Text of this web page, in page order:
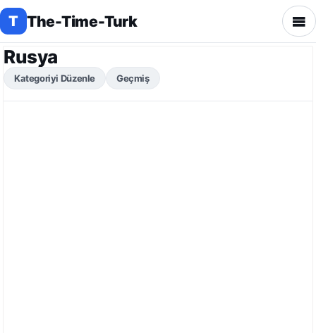
T The-Time-Turk
Rusya
Kategoriyi Düzenle Geçmiş